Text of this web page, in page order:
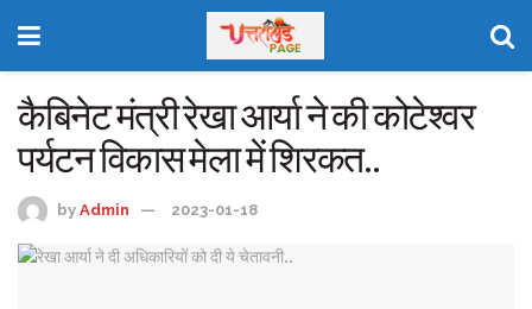
कैबिनेट मंत्री रेखा आर्या ने की कोटेश्वर
पर्यटन विकास मेला में शिरकत..
by Admin 2023-01-18